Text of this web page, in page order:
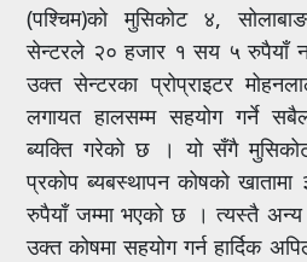
(पश्चिम)को मुसिकोट ४,
सेन्टरले २० हजार १ सय ५ रुपैयाँ
उक्त सेन्टरका प्रोप्राइटर
लगायत हालसम्म सहयोग गर्ने
ब्यक्ति गरेको छ । यो सँगै
प्रकोप ब्यबस्थापन कोषको
रुपैयाँ जम्मा भएको छ । त्यस्तै अन्य
उक्त कोषमा सहयोग गर्न हार्दिक